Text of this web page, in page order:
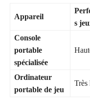
Appareil
s
Console
portable
spécialisée
Ordinateur
portable de jeu
Très